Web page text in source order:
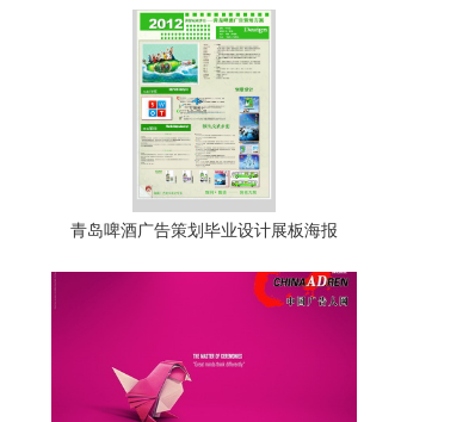
青岛啤酒广告策划毕业设计展板海报